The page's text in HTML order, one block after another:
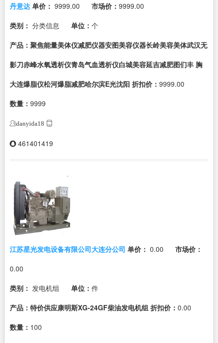
丹意达 单价： 9999.00 市场价： 9999.00
类别： 分类信息 单位： 个
产品：聚焦能量美体仪减肥仪器安图美容仪器长岭美容美体武汉无
影刀赤峰水氧透析仪青岛气血透析仪白城美容延吉减肥图们丰 胸
大连爆脂仪松河爆脂减肥哈尔滨E光沈阳 折扣价： 9999.00
数量： 9999
danyida18
461401419
江苏星光发电设备有限公司大连分公司 单价： 0.00
市场价：
0.00
类别： 发电机组 单位： 件
产品：特价供应康明斯XG-24GF柴油发电机组 折扣价： 0.00
数量： 100